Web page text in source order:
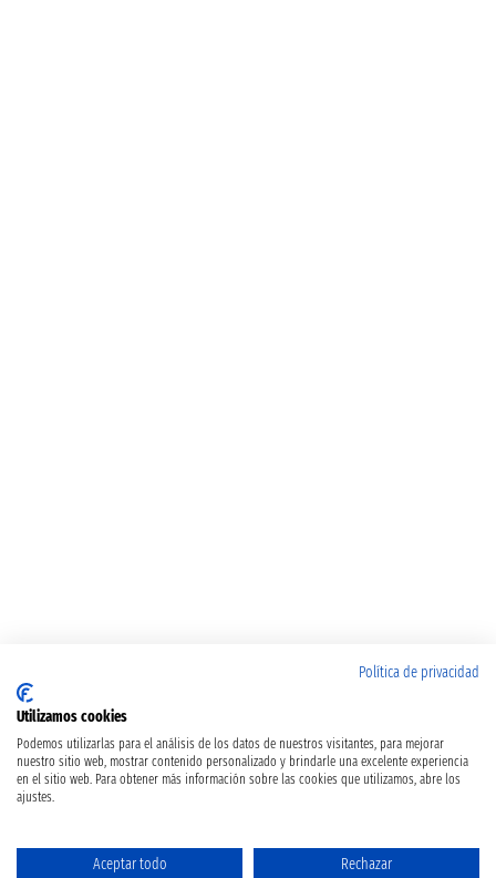
Política de privacidad
Utilizamos cookies
Podemos utilizarlas para el análisis de los datos de nuestros visitantes, para mejorar
nuestro sitio web, mostrar contenido personalizado y brindarle una excelente experiencia
en el sitio web. Para obtener más información sobre las cookies que utilizamos, abre los
ajustes.
Aceptar todo Rechazar